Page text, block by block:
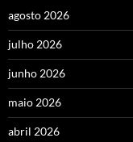
agosto 2026
julho 2026
junho 2026
maio 2026
abril 2026